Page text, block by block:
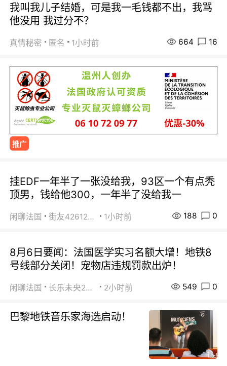
我叫我儿子结婚，可是我一毛钱都不出，我骂
他没用 我过分不？
真情秘密 匿名 1小时前 664 16
推广
挂EDF一年半了一张没给我，93区一个有点秃
顶男，钱给他300，一年半了没给我一
闲聊法国 街友42612092 1小时前 188 0
8月6日要闻：法国医学实习名额大增！地铁8
号线部分关闭！宠物店违规罚款出炉！
闲聊法国 长乐未央2015 2小时前 549 0
巴黎地铁音乐家海选启动！